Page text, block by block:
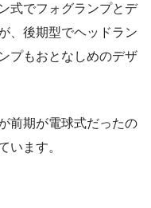
式でフォグランプとデ
、後期型でヘッドラン
プもおとなしめのデザ
前期が電球式だったの
います。